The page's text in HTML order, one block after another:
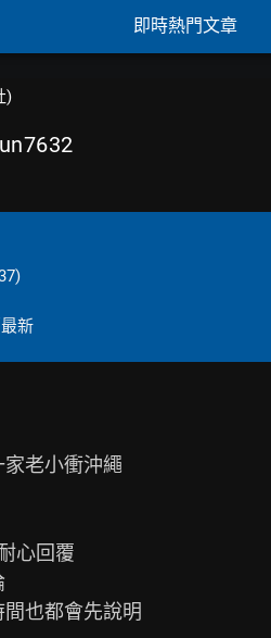
即時熱門文章
)
最新
老小衝沖繩
心回覆
也都會先說明